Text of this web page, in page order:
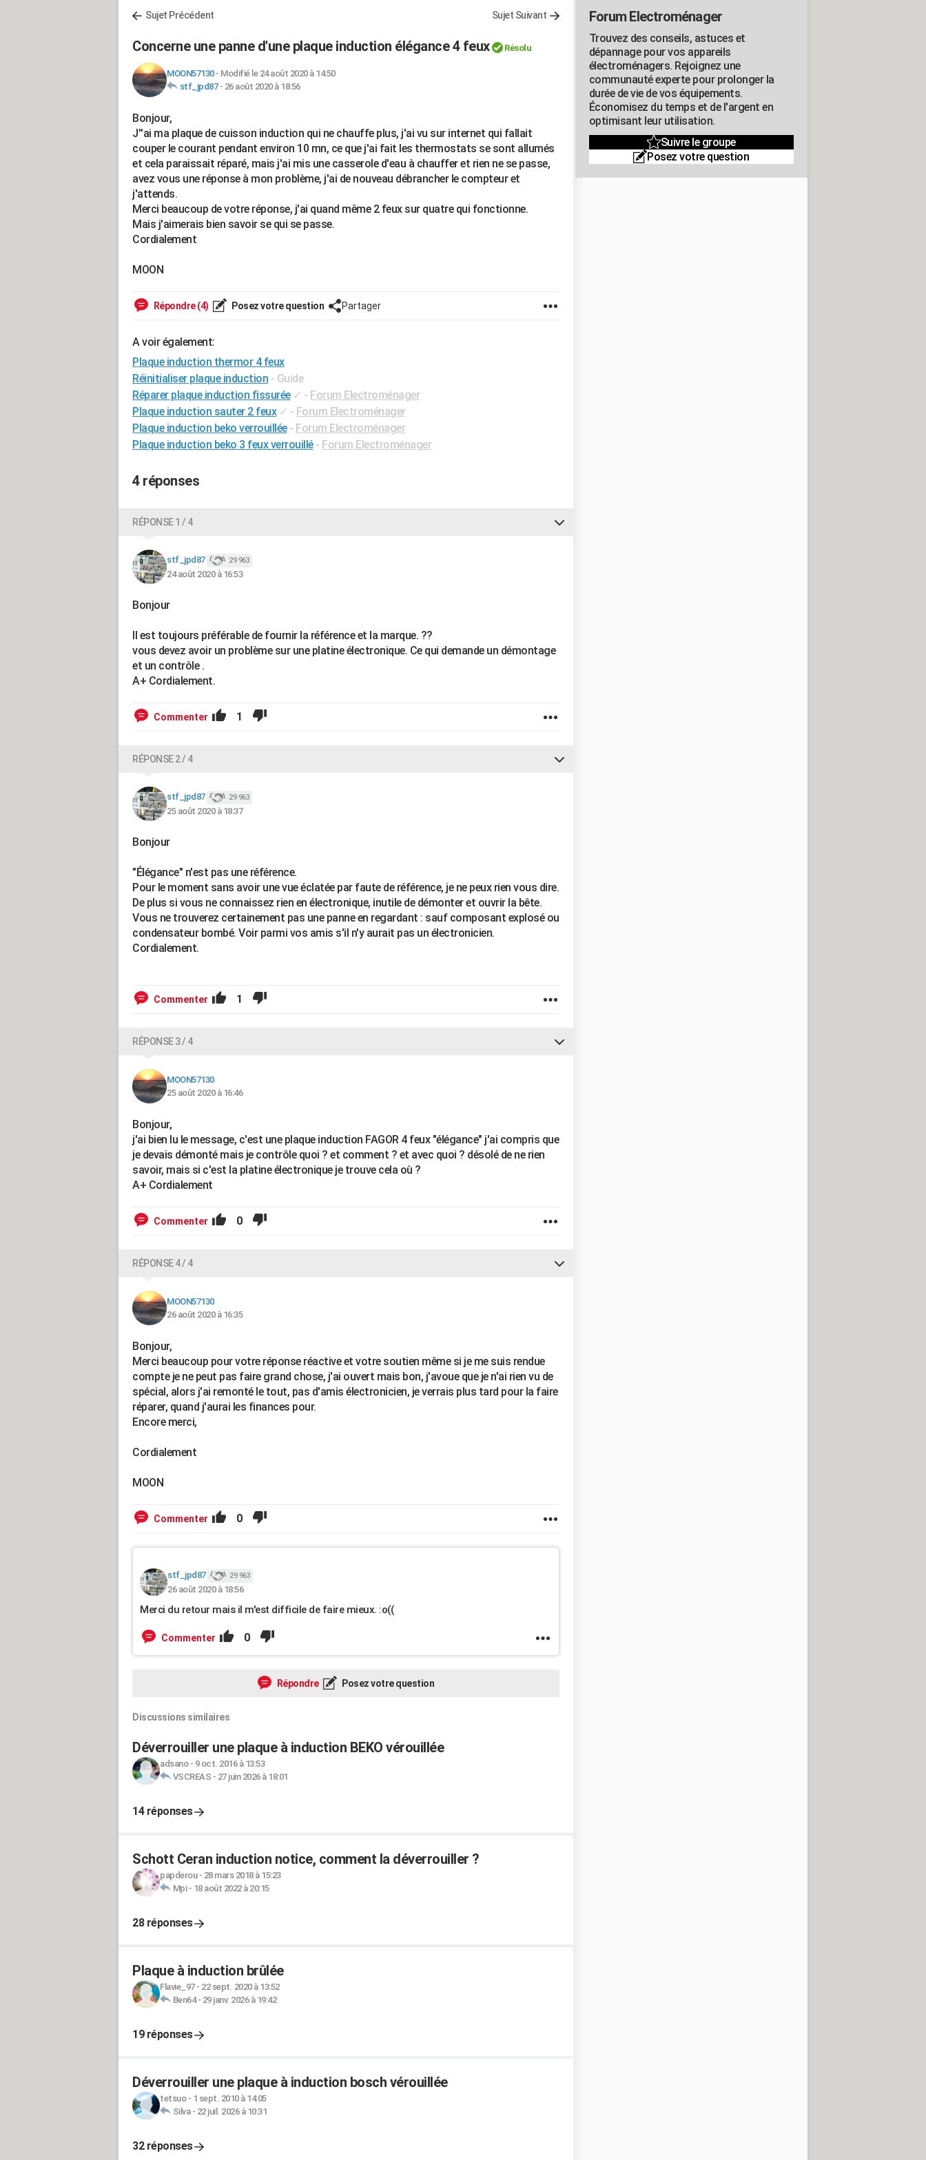
Sujet Précédent Sujet Suivant
Concerne une panne d'une plaque induction élégance 4 feux Résolu
MOON57130- Modifié le 24 août 2020 à 14:50
stf_jpd87- 26 août 2020 à 18:56
Bonjour,
J''ai ma plaque de cuisson induction qui ne chauffe plus, j'ai vu sur internet qui fallait
couper le courant pendant environ 10 mn, ce que j'ai fait les thermostats se sont allumés
et cela paraissait réparé, mais j'ai mis une casserole d'eau à chauffer et rien ne se passe,
avez vous une réponse à mon problème, j'ai de nouveau débrancher le compteur et
j'attends.
Merci beaucoup de votre réponse, j'ai quand même 2 feux sur quatre qui fonctionne.
Mais j'aimerais bien savoir se qui se passe.
Cordialement
MOON
Répondre (4) Posez votre question Partager
A voir également:
Plaque induction thermor 4 feux
Réinitialiser plaque induction - Guide
Réparer plaque induction fissurée ✓ - Forum Electroménager
Plaque induction sauter 2 feux ✓ - Forum Electroménager
Plaque induction beko verrouillée - Forum Electroménager
Plaque induction beko 3 feux verrouillé - Forum Electroménager
4 réponses
RÉPONSE 1 / 4
stf_jpd87 29 963
24 août 2020 à 16:53
Bonjour
Il est toujours préférable de fournir la référence et la marque. ??
vous devez avoir un problème sur une platine électronique. Ce qui demande un démontage
et un contrôle .
A+ Cordialement.
Commenter 1
RÉPONSE 2 / 4
stf_jpd87 29 963
25 août 2020 à 18:37
Bonjour
"Élégance" n'est pas une référence.
Pour le moment sans avoir une vue éclatée par faute de référence, je ne peux rien vous dire.
De plus si vous ne connaissez rien en électronique, inutile de démonter et ouvrir la bête.
Vous ne trouverez certainement pas une panne en regardant : sauf composant explosé ou
condensateur bombé. Voir parmi vos amis s'il n'y aurait pas un électronicien.
Cordialement.
Commenter 1
RÉPONSE 3 / 4
MOON57130
25 août 2020 à 16:46
Bonjour,
j'ai bien lu le message, c'est une plaque induction FAGOR 4 feux "élégance" j'ai compris que
je devais démonté mais je contrôle quoi ? et comment ? et avec quoi ? désolé de ne rien
savoir, mais si c'est la platine électronique je trouve cela où ?
A+ Cordialement
Commenter 0
RÉPONSE 4 / 4
MOON57130
26 août 2020 à 16:35
Bonjour,
Merci beaucoup pour votre réponse réactive et votre soutien même si je me suis rendue
compte je ne peut pas faire grand chose, j'ai ouvert mais bon, j'avoue que je n'ai rien vu de
spécial, alors j'ai remonté le tout, pas d'amis électronicien, je verrais plus tard pour la faire
réparer, quand j'aurai les finances pour.
Encore merci,
Cordialement
MOON
Commenter 0
stf_jpd87 29 963
26 août 2020 à 18:56
Merci du retour mais il m'est difficile de faire mieux. :o((
Commenter 0
Répondre Posez votre question
Discussions similaires
Déverrouiller une plaque à induction BEKO vérouillée
adsano- 9 oct. 2016 à 13:53
VSCREAS - 27 juin 2026 à 18:01
14 réponses
Schott Ceran induction notice, comment la déverrouiller ?
papderou- 28 mars 2018 à 15:23
Mpi- 18 août 2022 à 20:15
28 réponses
Plaque à induction brûlée
Flavie_97- 22 sept. 2020 à 13:52
Ben64- 29 janv. 2026 à 19:42
19 réponses
Déverrouiller une plaque à induction bosch vérouillée
tetsuo- 1 sept. 2010 à 14:05
Silva- 22 juil. 2026 à 10:31
32 réponses
Forum Electroménager
Trouvez des conseils, astuces et
dépannage pour vos appareils
électroménagers. Rejoignez une
communauté experte pour prolonger la
durée de vie de vos équipements.
Économisez du temps et de l'argent en
optimisant leur utilisation.
Suivre le groupe
Posez votre question